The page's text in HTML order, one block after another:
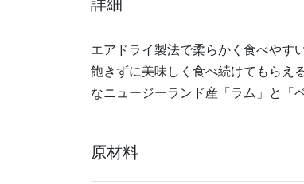
詳細
エアドライ製法で柔らかく食べやす
飽きずに美味しく食べ続けてもらえ
なニュージーランド産「ラム」と「
原材料